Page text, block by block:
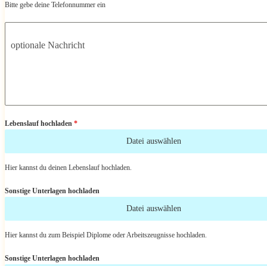
Bitte gebe deine Telefonnummer ein
optionale Nachricht
Lebenslauf hochladen *
Datei auswählen
Hier kannst du deinen Lebenslauf hochladen.
Sonstige Unterlagen hochladen
Datei auswählen
Hier kannst du zum Beispiel Diplome oder Arbeitszeugnisse hochladen.
Sonstige Unterlagen hochladen